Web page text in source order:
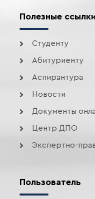
Полезные ссылки
Студенту
Абитуриенту
Аспирантура
Новости
Документы
Центр ДПО
Экспертно-
Пользователь